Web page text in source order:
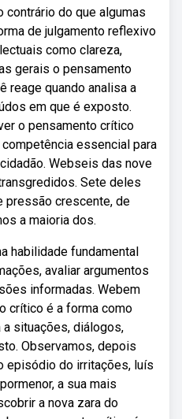
contrário do que algumas
de julgamento reflexivo
como clareza,
gerais o pensamento
reage quando analisa a
em que é exposto.
o pensamento crítico
essencial para
Webseis das nove
Sete deles
pressão crescente, de
a maioria dos.
habilidade fundamental
avaliar argumentos
informadas. Webem
crítico é a forma como
a situações, diálogos,
Observamos, depois
episódio do irritações, luís
a sua mais
a nova zara do